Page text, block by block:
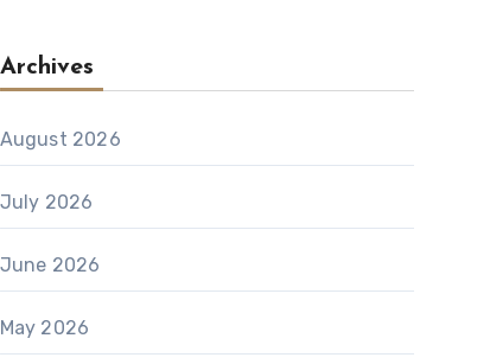
Archives
August 2026
July 2026
June 2026
May 2026